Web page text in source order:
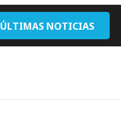
ÚLTIMAS NOTICIAS